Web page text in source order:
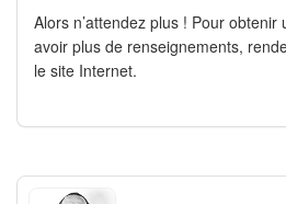
Alors n’attendez plus ! Pour
avoir plus de renseignements,
le site Internet.